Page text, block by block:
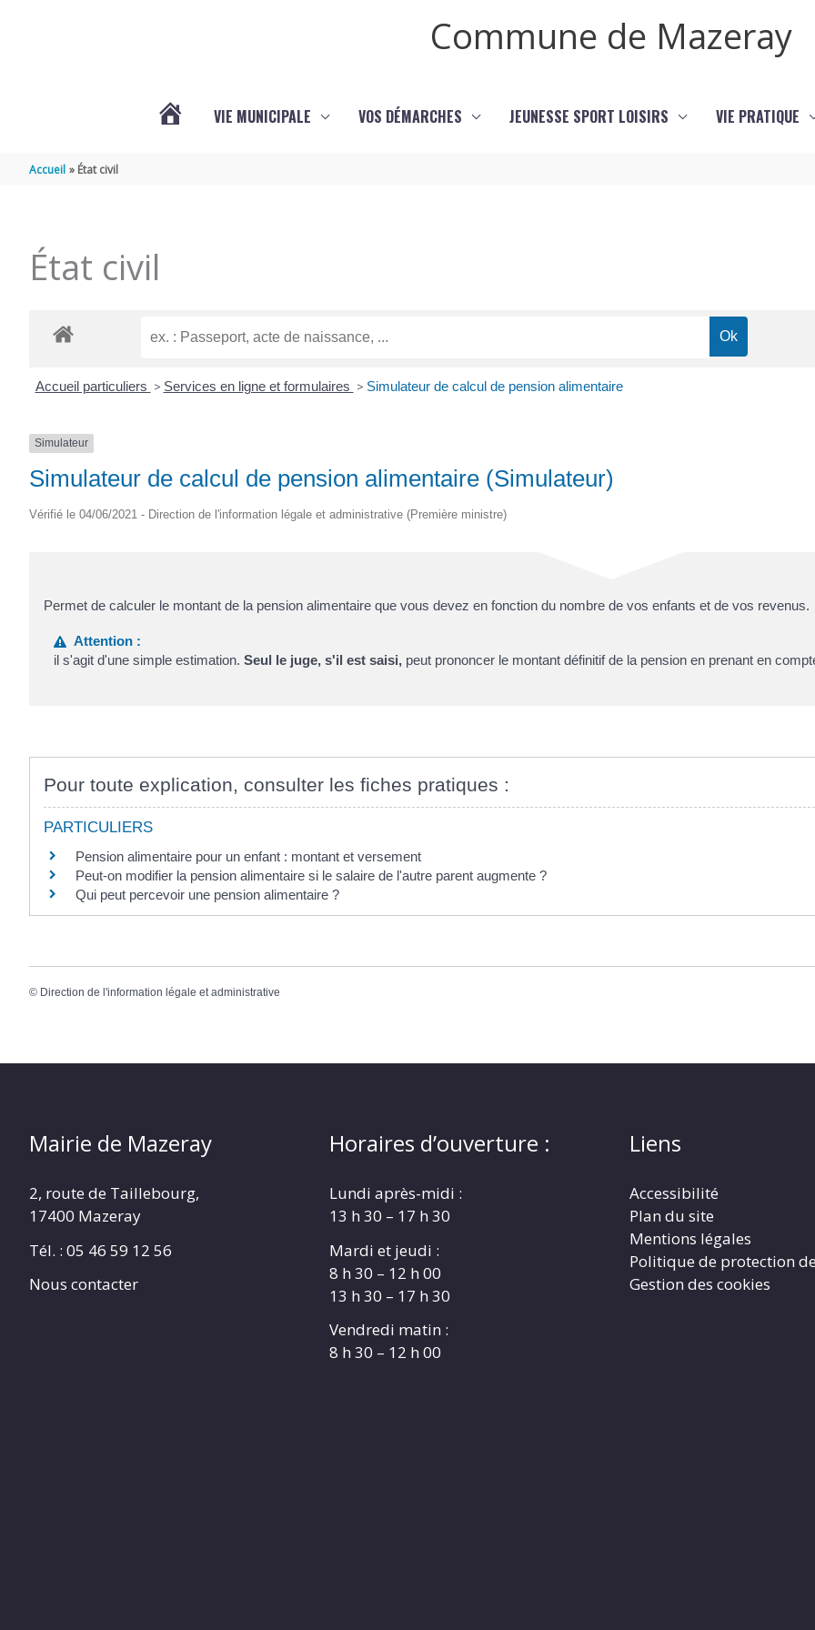
Commune de Mazeray
MAZERAY
VIE MUNICIPALE VOS DÉMARCHES JEUNESSE SPORT LOISIRS VIE PRATIQUE
Accueil État civil
État civil
Accueil particuliers > Services en ligne et formulaires > Simulateur de calcul de pension alimentaire
Simulateur
Simulateur de calcul de pension alimentaire (Simulateur)
Vérifié le 04/06/2021 - Direction de l'information légale et administrative (Première ministre)
Permet de calculer le montant de la pension alimentaire que vous devez en fonction du nombre de vos enfants et de vos revenus.
Attention :
il s'agit d'une simple estimation.Seul le juge, s'il est saisi, peut prononcer le montant définitif de la pension en prenant en
Pour toute explication, consulter les fiches pratiques :
PARTICULIERS
Pension alimentaire pour un enfant : montant et versement
Peut-on modifier la pension alimentaire si le salaire de l'autre parent augmente ?
Qui peut percevoir une pension alimentaire ?
© Direction de l'information légale et administrative
Mairie de Mazeray
2, route de Taillebourg,
17400 Mazeray
Tél. : 05 46 59 12 56
Nous contacter
Horaires d’ouverture :
Lundi après-midi :
13 h 30 – 17 h 30
Mardi et jeudi :
8 h 30 – 12 h 00
13 h 30 – 17 h 30
Vendredi matin :
8 h 30 – 12 h 00
Liens
Accessibilité
Plan du site
Mentions légales
Politique de protection
Gestion des cookies